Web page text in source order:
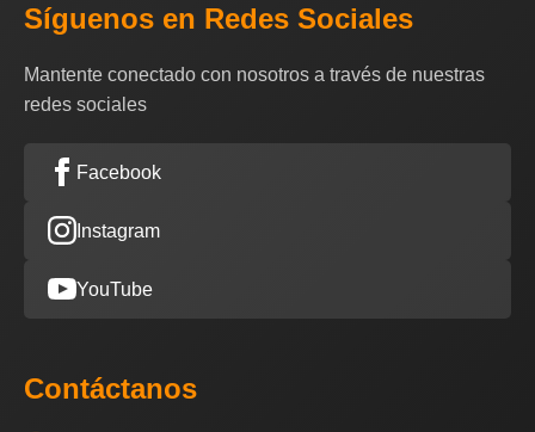
Síguenos en Redes Sociales
Mantente conectado con nosotros a través de nuestras
redes sociales
Facebook
Instagram
YouTube
Contáctanos